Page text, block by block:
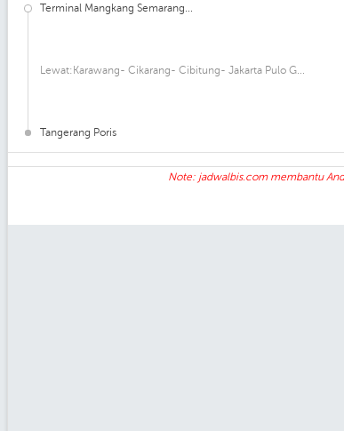
Terminal Mangkang Semarang...
Lewat:Karawang- Cikarang- Cibitung- Jakarta Pulo G...
Tangerang Poris
Note: jadwalbis.com membantu